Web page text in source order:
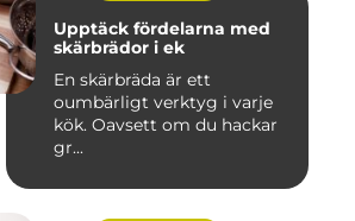
Upptäck fördelarna med
skärbrädor i ek
En skärbräda är ett
oumbärligt verktyg i varje
kök. Oavsett om du hackar
gr...